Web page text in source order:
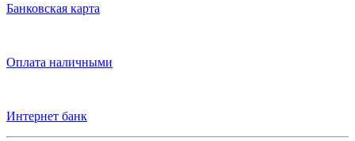
Банковская карта
Оплата наличными
Интернет банк